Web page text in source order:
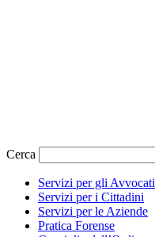
Cerca
Servizi per gli Avvocati
Servizi per i Cittadini
Servizi per le Aziende
Pratica Forense